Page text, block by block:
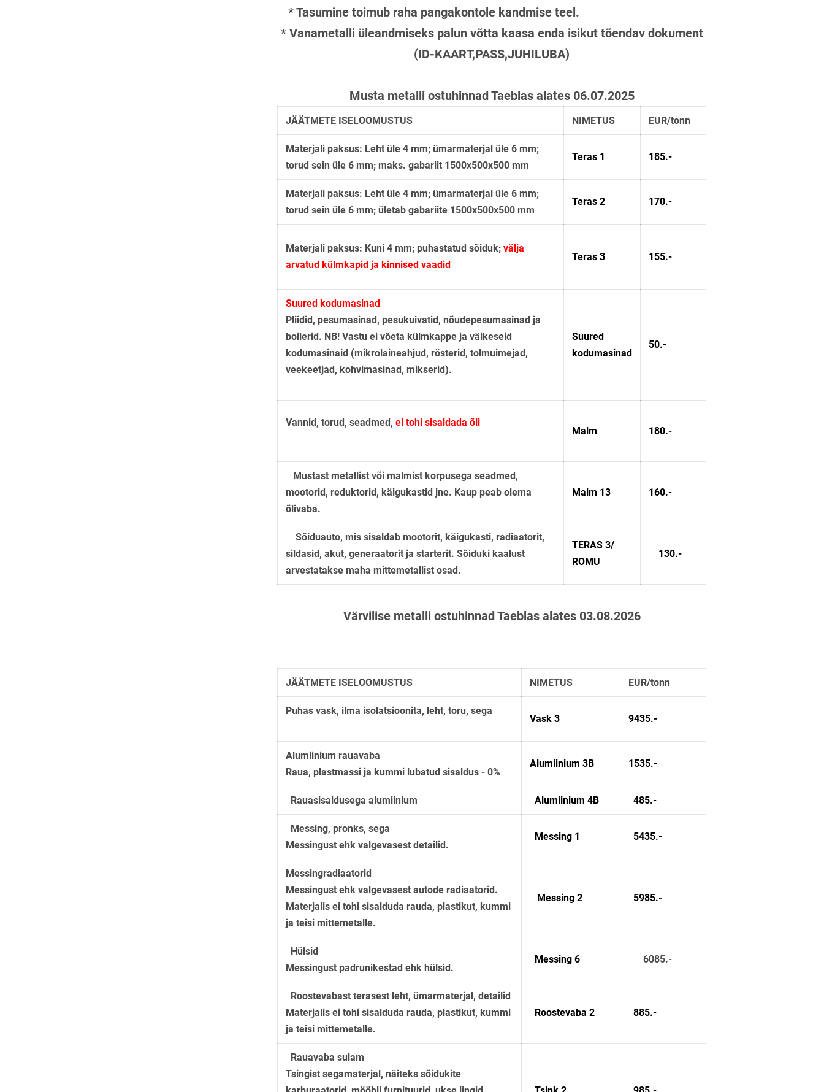
* Tasumine toimub raha pangakontole kandmise teel.
* Vanametalli üleandmiseks palun võtta kaasa enda isikut tõendav dokument
(ID-KAART,PASS,JUHILUBA)
Musta metalli ostuhinnad Taeblas alates 06.07.2025
JÄÄTMETE ISELOOMUSTUS NIMETUS EUR/tonn
Materjali paksus: Leht üle 4 mm; ümarmaterjal üle 6 mm;
torud sein üle 6 mm; maks. gabariit 1500x500x500 mm
Teras 1 185.-
Materjali paksus: Leht üle 4 mm; ümarmaterjal üle 6 mm;
torud sein üle 6 mm; ületab gabariite 1500x500x500 mm
Teras 2 170.-
Materjali paksus: Kuni 4 mm; puhastatud sõiduk; välja
arvatud külmkapid ja kinnised vaadid
Teras 3 155.-
Suured kodumasinad
Pliidid, pesumasinad, pesukuivatid, nõudepesumasinad ja
boilerid. NB! Vastu ei võeta külmkappe ja väikeseid
kodumasinaid (mikrolaineahjud, rösterid, tolmuimejad,
veekeetjad, kohvimasinad, mikserid).
Suured
kodumasinad
50.-
Vannid, torud, seadmed, ei tohi sisaldada õli
Malm 180.-
Mustast metallist või malmist korpusega seadmed,
mootorid, reduktorid, käigukastid jne. Kaup peab olema
õlivaba.
Malm 13 160.-
Sõiduauto, mis sisaldab mootorit, käigukasti, radiaatorit,
sildasid, akut, generaatorit ja starterit. Sõiduki kaalust
arvestatakse maha mittemetallist osad.
TERAS 3/
ROMU
130.-
Värvilise metalli ostuhinnad Taeblas alates 03.08.2026
JÄÄTMETE ISELOOMUSTUS NIMETUS EUR/tonn
Puhas vask, ilma isolatsioonita, leht, toru, sega
Vask 3 9435.-
Alumiinium rauavaba
Raua, plastmassi ja kummi lubatud sisaldus - 0%
Alumiinium 3B 1535.-
Rauasisaldusega alumiinium Alumiinium 4B 485.-
Messing, pronks, sega
Messingust ehk valgevasest detailid.
Messing 1 5435.-
Messingradiaatorid
Messingust ehk valgevasest autode radiaatorid.
Materjalis ei tohi sisalduda rauda, plastikut, kummi
ja teisi mittemetalle.
Messing 2 5985.-
Hülsid
Messingust padrunikestad ehk hülsid.
Messing 6 6085.-
Roostevabast terasest leht, ümarmaterjal, detailid
Materjalis ei tohi sisalduda rauda, plastikut, kummi
ja teisi mittemetalle.
Roostevaba 2 885.-
Rauavaba sulam
Tsingist segamaterjal, näiteks sõidukite